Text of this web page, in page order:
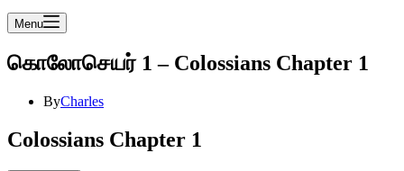
Menu
கொலோசெயர் 1 – Colossians Chapter 1
ByCharles
Colossians Chapter 1